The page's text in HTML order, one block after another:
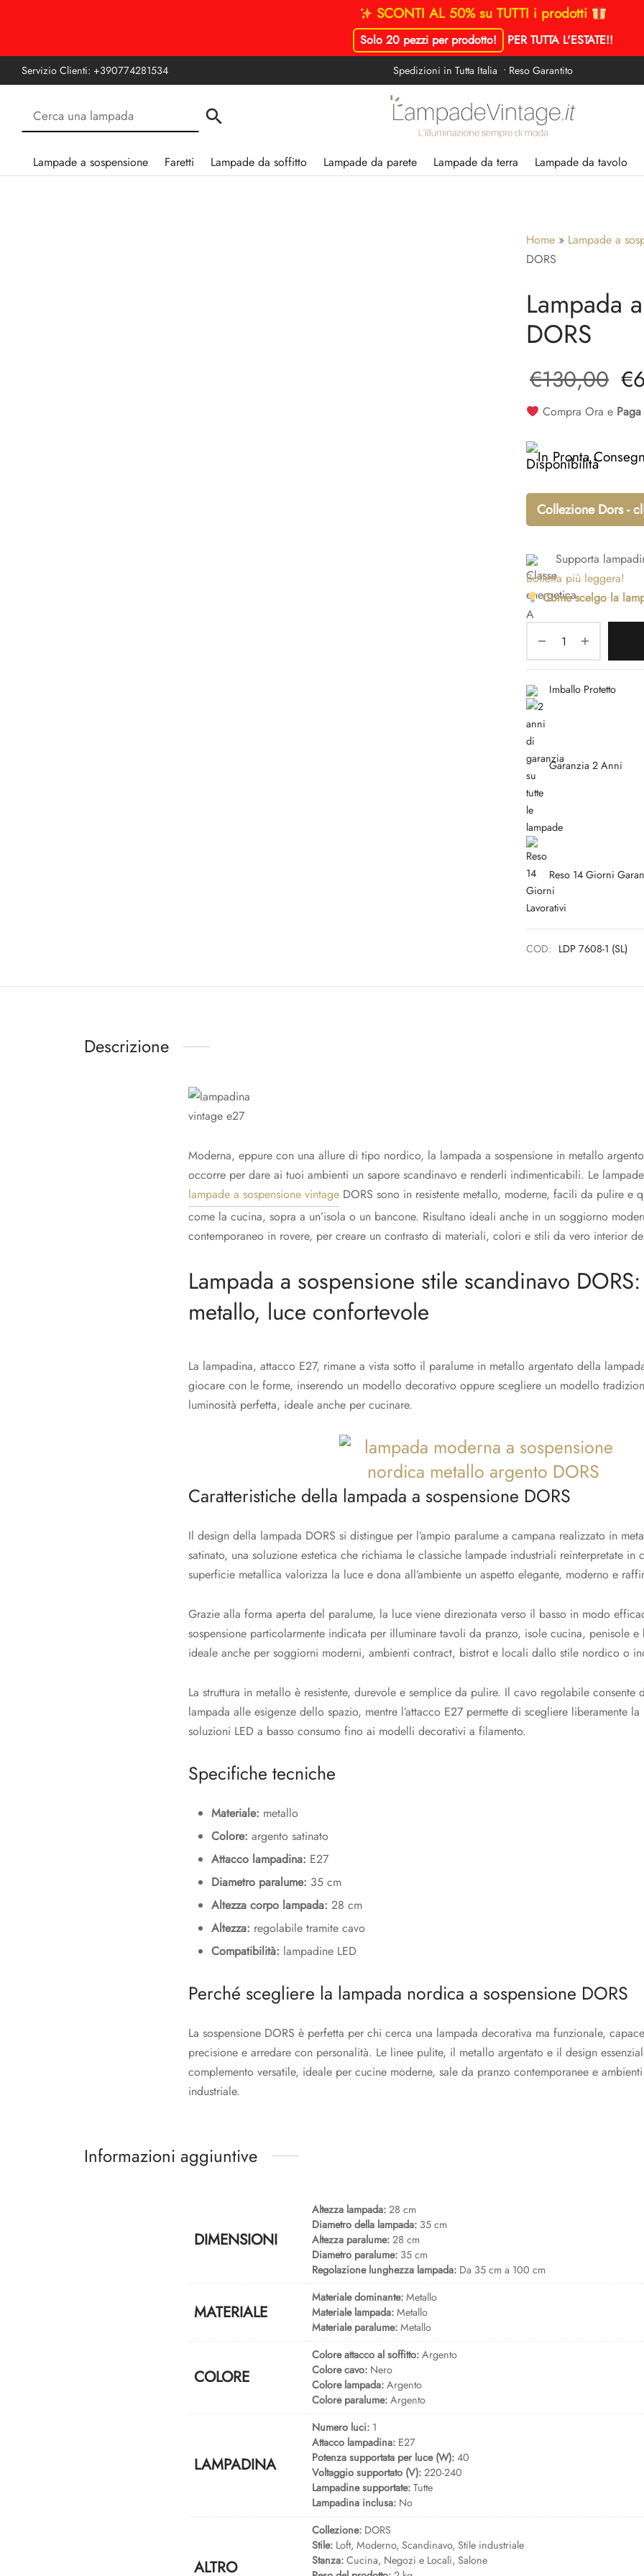
SCONTI AL 50% su TUTTI i prodotti
Solo 20 pezzi per prodotto! PER TUTTA L'ESTATE!!
Servizio Clienti: +390774281534 Spedizioni in Tutta Italia • Reso Garantito
Lampade a sospensione Faretti Lampade da soffitto Lampade da parete Lampade da terra Lampade da tavolo
Home » Lampade a
DORS
Lampada
DORS
€130,00 Il
€
Compra Ora e
In Pronta
Collezione Dors -
Supporta
Bolletta più leggera!
Come scelgo la
Imballo Protetto
Garanzia 2 Anni
Reso 14 Giorni
COD: LDP 7608-1 (SL)
Descrizione
Moderna, eppure con una allure di tipo nordico, la lampada a sospensione in metallo
occorre per dare ai tuoi ambienti un sapore scandinavo e renderli indimenticabili. Le lampade
lampade a sospensione vintage DORS sono in resistente metallo, moderne, facili da pulire e
come la cucina, sopra a un’isola o un bancone. Risultano ideali anche in un soggiorno
contemporaneo in rovere, per creare un contrasto di materiali, colori e stili da vero interior
Lampada a sospensione stile scandinavo
metallo, luce confortevole
La lampadina, attacco E27, rimane a vista sotto il paralume in metallo argentato della
giocare con le forme, inserendo un modello decorativo oppure scegliere un modello
luminosità perfetta, ideale anche per cucinare.
Caratteristiche della lampada a sospensione DORS
Il design della lampada DORS si distingue per l’ampio paralume a campana realizzato in
satinato, una soluzione estetica che richiama le classiche lampade industriali reinterpretate in
superficie metallica valorizza la luce e dona all’ambiente un aspetto elegante, moderno e
Grazie alla forma aperta del paralume, la luce viene direzionata verso il basso in modo
sospensione particolarmente indicata per illuminare tavoli da pranzo, isole cucina, penisole
ideale anche per soggiorni moderni, ambienti contract, bistrot e locali dallo stile nordico o
La struttura in metallo è resistente, durevole e semplice da pulire. Il cavo regolabile consente
lampada alle esigenze dello spazio, mentre l’attacco E27 permette di scegliere liberamente
soluzioni LED a basso consumo fino ai modelli decorativi a filamento.
Specifiche tecniche
Materiale: metallo
Colore: argento satinato
Attacco lampadina: E27
Diametro paralume: 35 cm
Altezza corpo lampada: 28 cm
Altezza: regolabile tramite cavo
Compatibilità: lampadine LED
Perché scegliere la lampada nordica a sospensione DORS
La sospensione DORS è perfetta per chi cerca una lampada decorativa ma funzionale,
precisione e arredare con personalità. Le linee pulite, il metallo argentato e il design
complemento versatile, ideale per cucine moderne, sale da pranzo contemporanee e
industriale.
Informazioni aggiuntive
DIMENSIONI
Altezza lampada: 28 cm
Diametro della lampada: 35 cm
Altezza paralume: 28 cm
Diametro paralume: 35 cm
Regolazione lunghezza lampada: Da 35 cm a 100 cm
MATERIALE
Materiale dominante: Metallo
Materiale lampada: Metallo
Materiale paralume: Metallo
COLORE
Colore attacco al soffitto: Argento
Colore cavo: Nero
Colore lampada: Argento
Colore paralume: Argento
LAMPADINA
Numero luci: 1
Attacco lampadina: E27
Potenza supportata per luce (W): 40
Voltaggio supportato (V): 220-240
Lampadine supportate: Tutte
Lampadina inclusa: No
ALTRO
Collezione: DORS
Stile: Loft, Moderno, Scandinavo, Stile industriale
Stanza: Cucina, Negozi e Locali, Salone